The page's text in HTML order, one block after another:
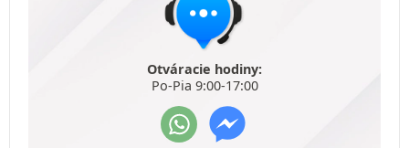
Otváracie hodiny:
Po-Pia 9:00-17:00